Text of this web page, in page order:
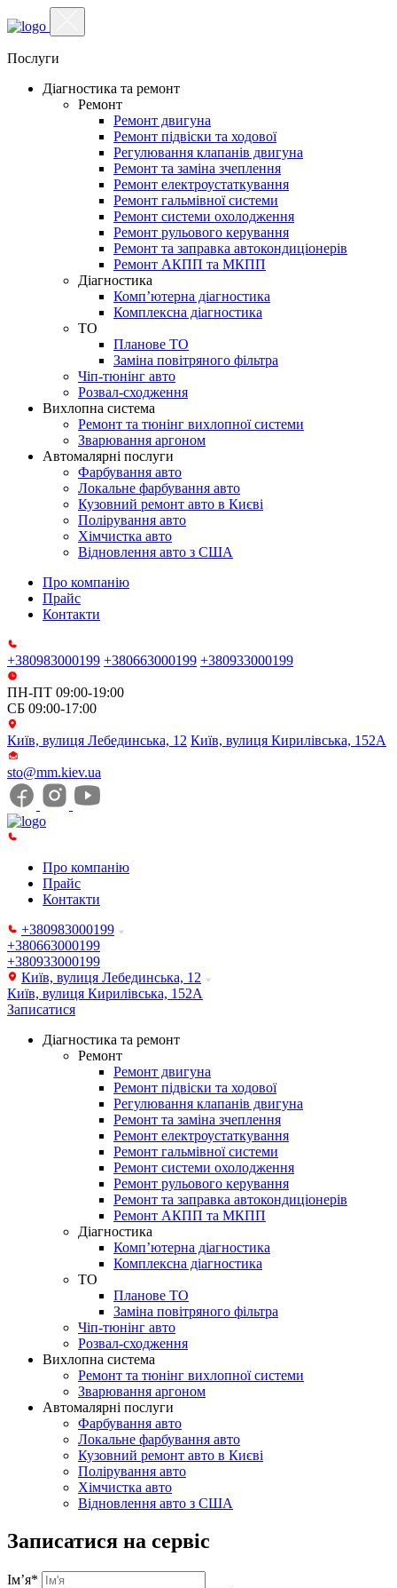
Послуги
Діагностика та ремонт
Ремонт
Ремонт двигуна
Ремонт підвіски та ходової
Регулювання клапанів двигуна
Ремонт та заміна зчеплення
Ремонт електроустаткування
Ремонт гальмівної системи
Ремонт системи охолодження
Ремонт рульового керування
Ремонт та заправка автокондиціонерів
Ремонт АКПП та МКПП
Діагностика
Комп’ютерна діагностика
Комплексна діагностика
ТО
Планове ТО
Заміна повітряного фільтра
Чіп-тюнінг авто
Розвал-сходження
Вихлопна система
Ремонт та тюнінг вихлопної системи
Зварювання аргоном
Автомалярні послуги
Фарбування авто
Локальне фарбування авто
Кузовний ремонт авто в Києві
Полірування авто
Хімчистка авто
Відновлення авто з США
Про компанію
Прайс
Контакти
+380983000199 +380663000199 +380933000199
ПН-ПТ 09:00-19:00
СБ 09:00-17:00
Київ, вулиця Лебединська, 12 Київ, вулиця Кирилівська, 152А
sto@mm.kiev.ua
Про компанію
Прайс
Контакти
+380983000199
+380663000199
+380933000199
Київ, вулиця Лебединська, 12
Київ, вулиця Кирилівська, 152А
Записатися
Діагностика та ремонт
Ремонт
Ремонт двигуна
Ремонт підвіски та ходової
Регулювання клапанів двигуна
Ремонт та заміна зчеплення
Ремонт електроустаткування
Ремонт гальмівної системи
Ремонт системи охолодження
Ремонт рульового керування
Ремонт та заправка автокондиціонерів
Ремонт АКПП та МКПП
Діагностика
Комп’ютерна діагностика
Комплексна діагностика
ТО
Планове ТО
Заміна повітряного фільтра
Чіп-тюнінг авто
Розвал-сходження
Вихлопна система
Ремонт та тюнінг вихлопної системи
Зварювання аргоном
Автомалярні послуги
Фарбування авто
Локальне фарбування авто
Кузовний ремонт авто в Києві
Полірування авто
Хімчистка авто
Відновлення авто з США
Записатися на сервіс
Ім’я*